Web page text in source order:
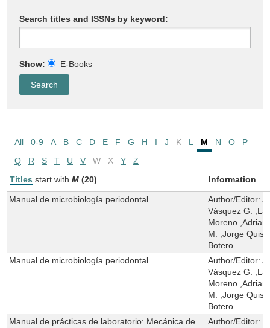
Search titles and ISSNs by keyword:
Show: E-Books
All 0-9 A B C D E F G H I J K L M N O
P
Q
R S T U V W X Y
Z
Titles start with M (20) Information
Manual de microbiología periodontal Author/Editor:
Vásquez G.
Moreno
M. ,Jorge
Botero
Manual de microbiología periodontal
Author/Editor:
Vásquez G.
Moreno
M. ,Jorge
Botero
Manual de prácticas de laboratorio: Mecánica de
Author/Editor: